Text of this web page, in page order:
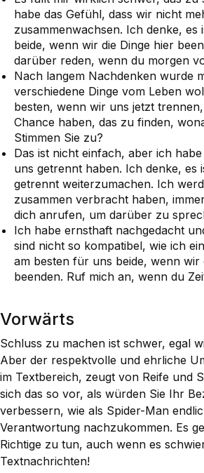
habe das Gefühl, dass wir nicht
zusammenwachsen. Ich denke, es
beide, wenn wir die Dinge hier
darüber reden, wenn du morgen
Nach langem Nachdenken wurde
verschiedene Dinge vom Leben
besten, wenn wir uns jetzt
Chance haben, das zu finden,
Stimmen Sie zu?
Das ist nicht einfach, aber ich
uns getrennt haben. Ich denke, es
getrennt weiterzumachen. Ich
zusammen verbracht haben,
dich anrufen, um darüber zu
Ich habe ernsthaft nachgedacht
sind nicht so kompatibel, wie ich
am besten für uns beide, wenn wir
beenden. Ruf mich an, wenn du
Vorwärts
Schluss zu machen ist schwer, egal
Aber der respektvolle und ehrliche
im Textbereich, zeugt von Reife und
sich das so vor, als würden Sie Ihr
verbessern, wie als Spider-Man
Verantwortung nachzukommen. Es
Richtige zu tun, auch wenn es
Textnachrichten!